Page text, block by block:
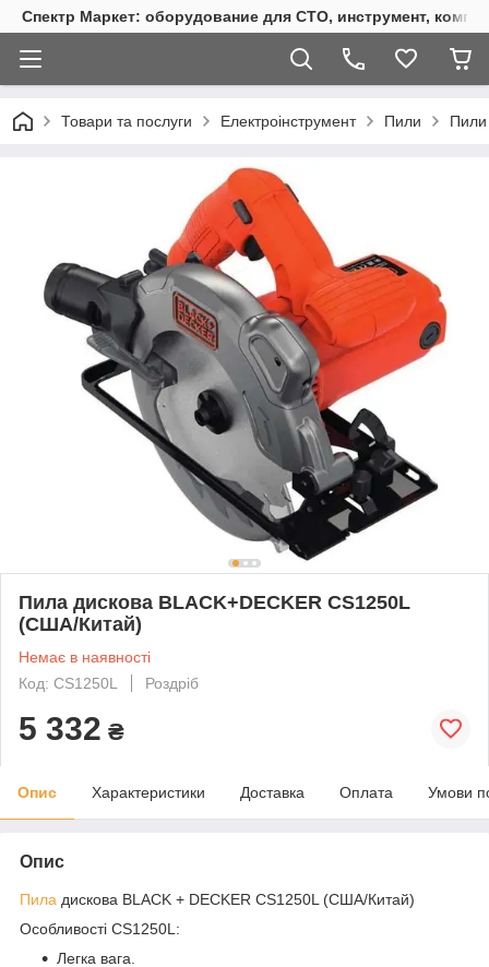
Спектр Маркет: оборудование для СТО, инструмент,
Товари та послуги Електроінструмент Пили Пили
Пила дискова BLACK+DECKER CS1250L
(США/Китай)
Немає в наявності
Код: CS1250L
Роздріб
5 332 ₴
Опис Характеристики Доставка Оплата Умови
Опис
Пила дискова BLACK + DECKER CS1250L (США/Китай)
Особливості CS1250L:
Легка вага.